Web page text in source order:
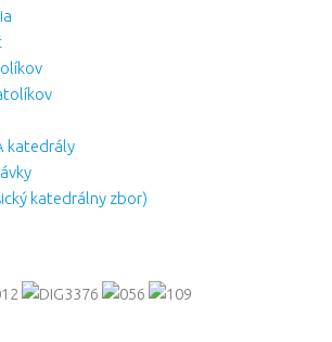
katedrály
katedrálny zbor)